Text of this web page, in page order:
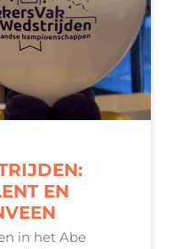
EN
in het Abe